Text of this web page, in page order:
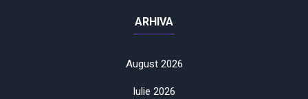
ARHIVA
August 2026
Iulie 2026